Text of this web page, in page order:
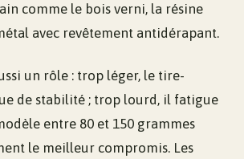
comme le bois verni, la résine
avec revêtement antidérapant.
un rôle : trop léger, le tire-
de stabilité ; trop lourd, il fatigue
entre 80 et 150 grammes
le meilleur compromis. Les